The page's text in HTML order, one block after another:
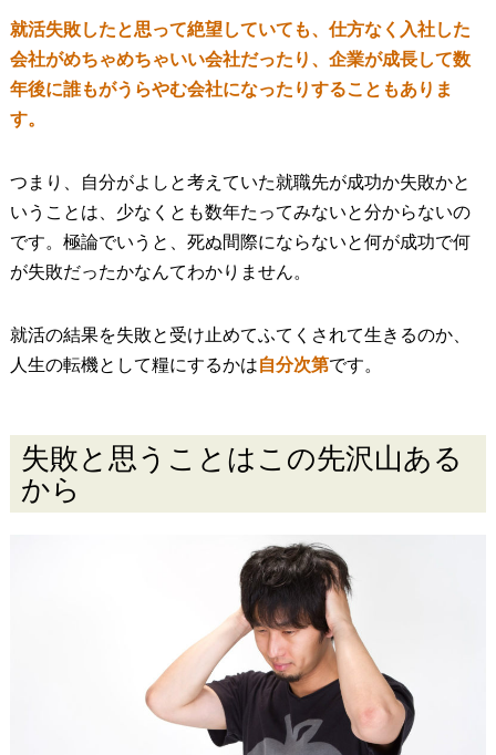
就活失敗したと思って絶望していても、仕方なく入社した
会社がめちゃめちゃいい会社だったり、企業が成長して数
年後に誰もがうらやむ会社になったりすることもありま
す。
つまり、自分がよしと考えていた就職先が成功か失敗かと
いうことは、少なくとも数年たってみないと分からないの
です。極論でいうと、死ぬ間際にならないと何が成功で何
が失敗だったかなんてわかりません。
就活の結果を失敗と受け止めてふてくされて生きるのか、
人生の転機として糧にするかは自分次第です。
失敗と思うことはこの先沢山ある
から